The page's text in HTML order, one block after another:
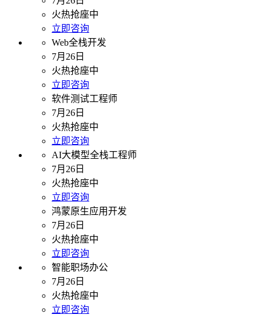
火热抢座中
立即咨询
Web全栈开发
7月26日
火热抢座中
立即咨询
软件测试工程师
7月26日
火热抢座中
立即咨询
AI大模型全栈工程师
7月26日
火热抢座中
立即咨询
鸿蒙原生应用开发
7月26日
火热抢座中
立即咨询
智能职场办公
7月26日
火热抢座中
立即咨询